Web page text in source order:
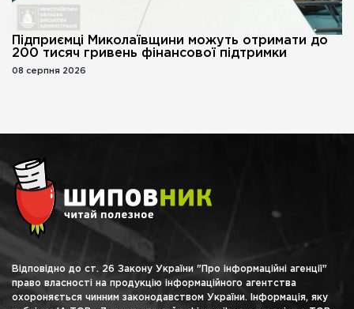
Підприємці Миколаївщини можуть отримати до
200 тисяч гривень фінансової підтримки
08 серпня 2026
Відповідно до ст. 26 Закону України "Про інформаційні агенції"
право власності на продукцію інформаційного агентства
охороняється чинним законодавством України. Інформація, яку